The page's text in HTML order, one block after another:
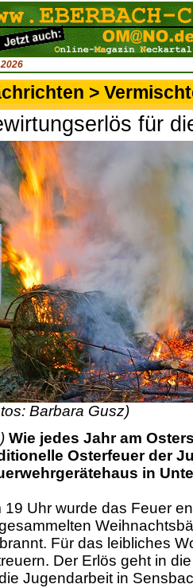
>
für
Barbara Gusz)
Wie jedes Jahr am
Osterfeuer der
in
19 Uhr wurde das Feuer
Für das leibliches
Der Erlös geht in
Jugendarbeit in